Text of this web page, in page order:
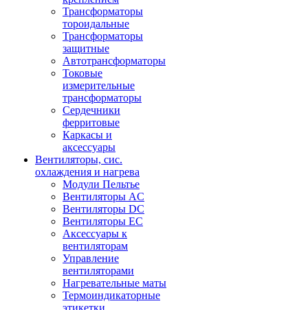
Трансформаторы
тороидальные
Трансформаторы
защитные
Автотрансформаторы
Токовые
измерительные
трансформаторы
Сердечники
ферритовые
Каркасы и
аксессуары
Вентиляторы, сис.
охлаждения и нагрева
Модули Пельтье
Вентиляторы AC
Вентиляторы DC
Вентиляторы EC
Аксессуары к
вентиляторам
Управление
вентиляторами
Нагревательные маты
Термоиндикаторные
этикетки